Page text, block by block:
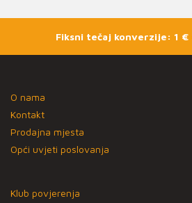
Fiksni tečaj konverzije: 1 €
O nama
Kontakt
Prodajna mjesta
Opći uvjeti poslovanja
Klub povjerenja